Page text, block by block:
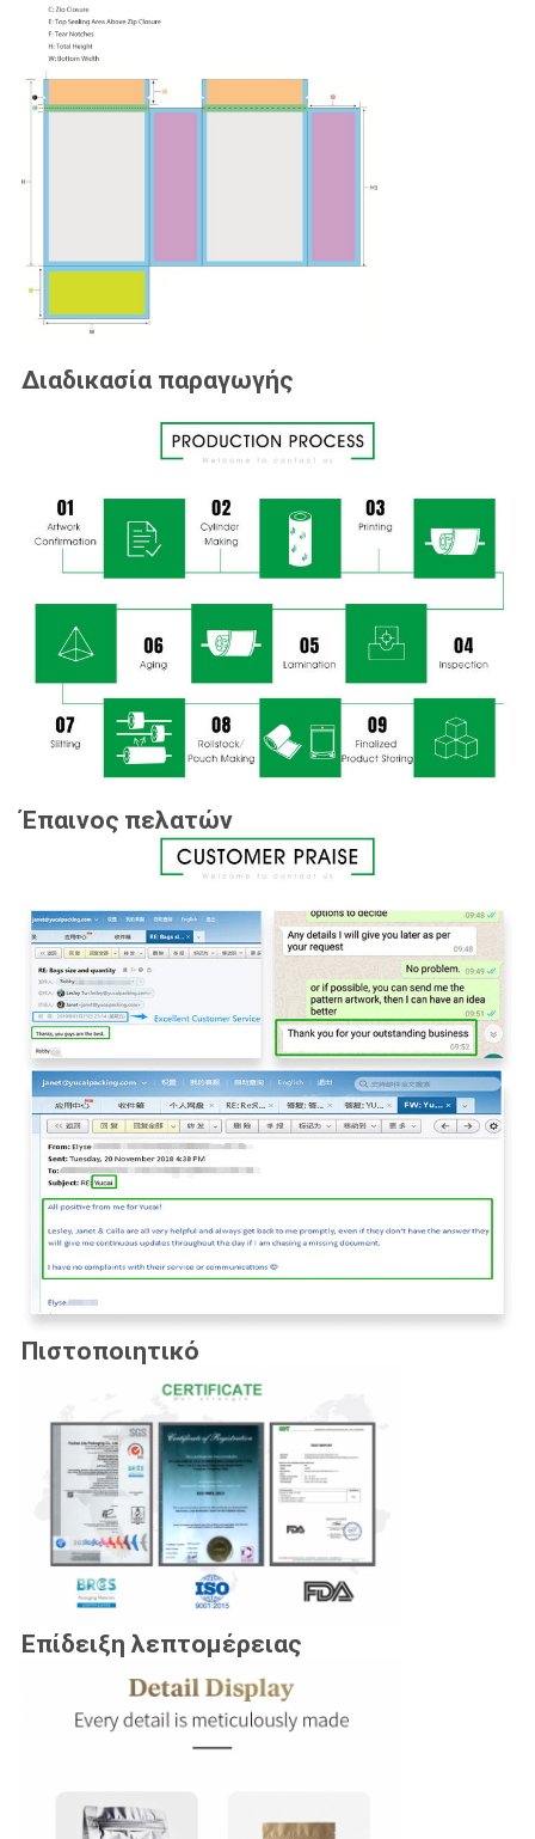
Διαδικασία παραγωγής
Έπαινος πελατών
Πιστοποιητικό
Επίδειξη λεπτομέρειας